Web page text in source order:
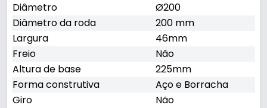
Diâmetro
Ø200
Diâmetro da roda
200 mm
Largura
46mm
Freio
Não
Altura de base
225mm
Forma construtiva
Aço e Borracha
Giro
Não